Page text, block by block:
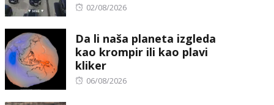
Posted
02/08/2026
Da li naša planeta izgleda
kao krompir ili kao plavi
kliker
Posted
06/08/2026